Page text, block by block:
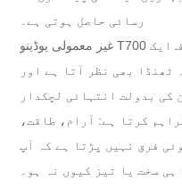
رسائی حاصل ہوتی ہے۔
غیر معمولی یوڈینو T700 لانگ ہینڈل اچار بال پیڈل نہ صرف ایک
ٹھنڈا بھی نظر آتا ہے اور
کی بدولت انتہائی لچکدار
کرتا ہے: آرام، طاقت،
فرق نہیں پڑتا ہے کہ آپ
سخت یا تیز کیوں نہ ہو۔